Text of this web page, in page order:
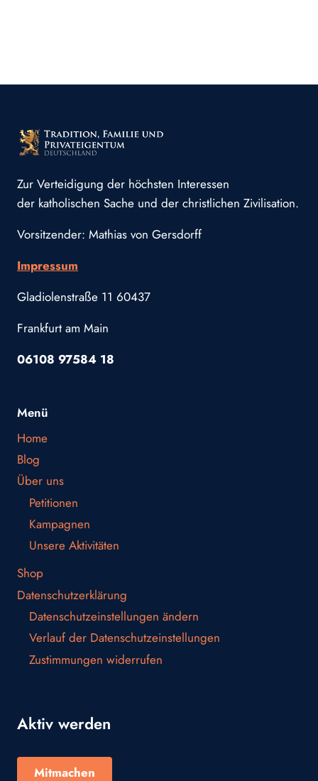
Zur Verteidigung der höchsten Interessen
der katholischen Sache und der christlichen Zivilisation.
Vorsitzender: Mathias von Gersdorff
Impressum
Gladiolenstraße 11 60437
Frankfurt am Main
06108 97584 18
Menü
Home
Blog
Über uns
Petitionen
Kampagnen
Unsere Aktivitäten
Shop
Datenschutzerklärung
Datenschutzeinstellungen ändern
Verlauf der Datenschutzeinstellungen
Zustimmungen widerrufen
Aktiv werden
Mitmachen